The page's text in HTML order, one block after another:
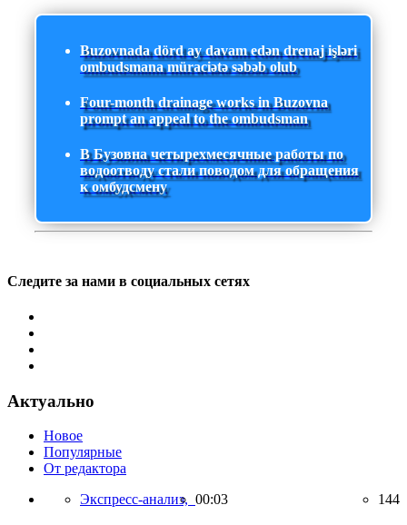
Buzovnada dörd ay davam edən drenaj işləri
ombudsmana müraciətə səbəb olub
Four-month drainage works in Buzovna
prompt an appeal to the ombudsman
В Бузовна четырехмесячные работы по
водоотводу стали поводом для обращения
к омбудсмену
Следите за нами в социальных сетях
Актуально
Новое
Популярные
От редактора
Экспресс-анализ, 00:03 144